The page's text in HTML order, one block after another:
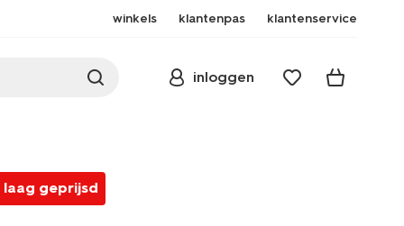
winkels klantenpas klantenservice
inloggen
laag geprijsd